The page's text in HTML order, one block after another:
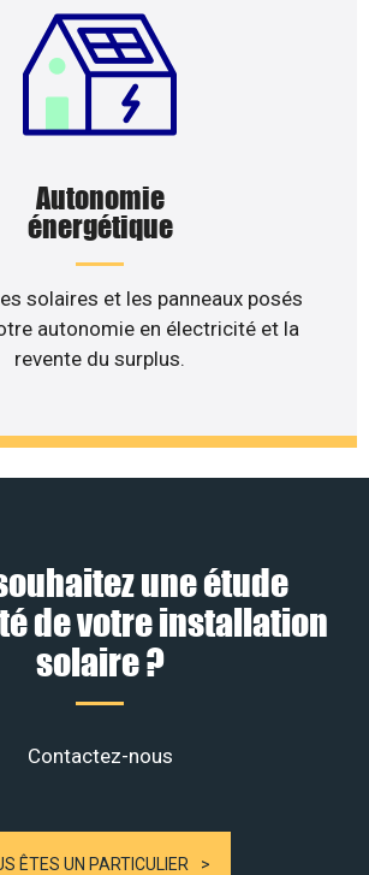
Autonomie
énergétique
solaires et les panneaux posés
autonomie en électricité et la
revente du surplus.
une étude
de votre installation
solaire ?
Contactez-nous
ÊTES UN PARTICULIER